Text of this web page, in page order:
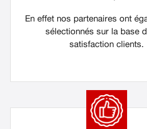
En effet nos partenaires ont
sélectionnés sur la base
satisfaction clients.